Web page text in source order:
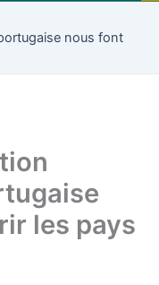
nous font
les pays